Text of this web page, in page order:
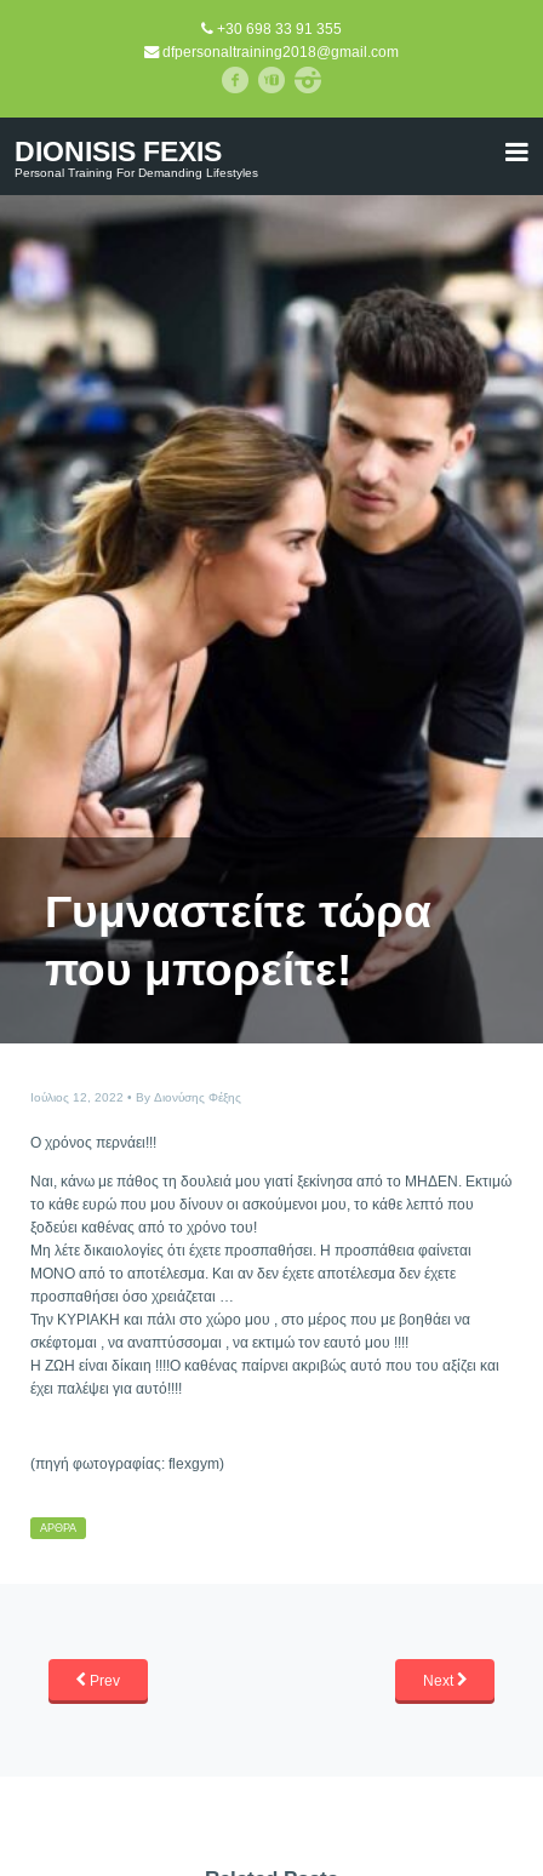
+30 698 33 91 355
dfpersonaltraining2018@gmail.com
DIONISIS FEXIS
Personal Training For Demanding Lifestyles
Γυμναστείτε τώρα
που μπορείτε!
Ιούλιος 12, 2022 By Διονύσης Φέξης
Ο χρόνος περνάει!!!
Ναι, κάνω με πάθος τη δουλειά μου γιατί ξεκίνησα από το ΜΗΔΕΝ. Εκτιμώ
το κάθε ευρώ που μου δίνουν οι ασκούμενοι μου, το κάθε λεπτό που
ξοδεύει καθένας από το χρόνο του!
Μη λέτε δικαιολογίες ότι έχετε προσπαθήσει. Η προσπάθεια φαίνεται
ΜΟΝΟ από το αποτέλεσμα. Και αν δεν έχετε αποτέλεσμα δεν έχετε
προσπαθήσει όσο χρειάζεται …
Την ΚΥΡΙΑΚΗ και πάλι στο χώρο μου , στο μέρος που με βοηθάει να
σκέφτομαι , να αναπτύσσομαι , να εκτιμώ τον εαυτό μου !!!!
Η ΖΩΗ είναι δίκαιη !!!!Ο καθένας παίρνει ακριβώς αυτό που του αξίζει και
έχει παλέψει για αυτό!!!!
(πηγή φωτογραφίας: flexgym)
ΆΡΘΡΑ
Prev Next